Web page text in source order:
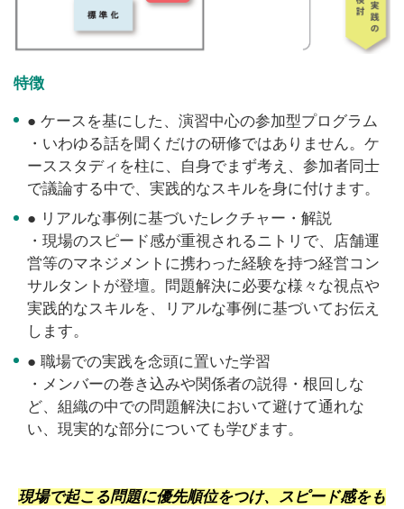
特徴
● ケースを基にした、演習中心の参加型プログラム
・いわゆる話を聞くだけの研修ではありません。ケ
ーススタディを柱に、自身でまず考え、参加者同士
で議論する中で、実践的なスキルを身に付けます。
● リアルな事例に基づいたレクチャー・解説
・現場のスピード感が重視されるニトリで、店舗運
営等のマネジメントに携わった経験を持つ経営コン
サルタントが登壇。問題解決に必要な様々な視点や
実践的なスキルを、リアルな事例に基づいてお伝え
します。
● 職場での実践を念頭に置いた学習
・メンバーの巻き込みや関係者の説得・根回しな
ど、組織の中での問題解決において避けて通れな
い、現実的な部分についても学びます。
現場で起こる問題に優先順位をつけ、スピード感をも